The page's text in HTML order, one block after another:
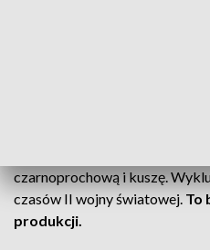
czarnoprochową i kuszę.
czasów II wojny światowej. To
produkcji.